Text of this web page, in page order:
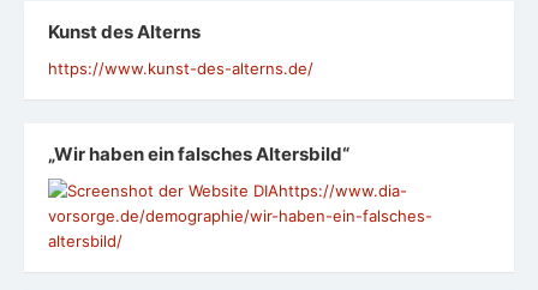
Kunst des Alterns
https://www.kunst-des-alterns.de/
„Wir haben ein falsches Altersbild“
https://www.dia-
vorsorge.de/demographie/wir-haben-ein-falsches-
altersbild/